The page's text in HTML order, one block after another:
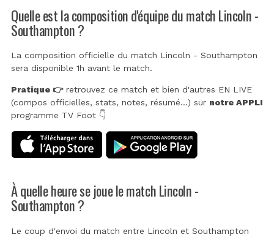
Quelle est la composition d'équipe du match Lincoln -
Southampton ?
La composition officielle du match Lincoln - Southampton
sera disponible 1h avant le match.
Pratique 👉retrouvez ce match et bien d'autres EN LIVE
(compos officielles, stats, notes, résumé...) sur notre APPLI
programme TV Foot 👇
À quelle heure se joue le match Lincoln -
Southampton ?
Le coup d'envoi du match entre Lincoln et Southampton